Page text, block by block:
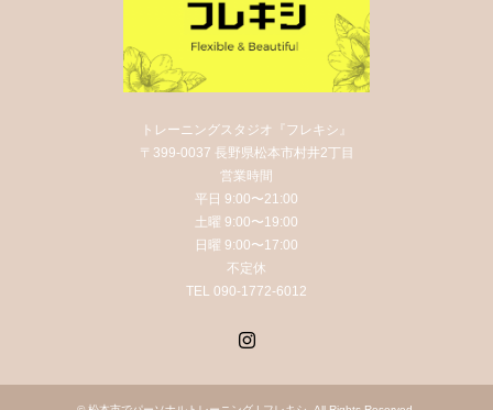
トレーニングスタジオ『フレキシ』
〒399-0037 長野県松本市村井2丁目
営業時間
平日 9:00〜21:00
土曜 9:00〜19:00
日曜 9:00〜17:00
不定休
TEL 090-1772-6012